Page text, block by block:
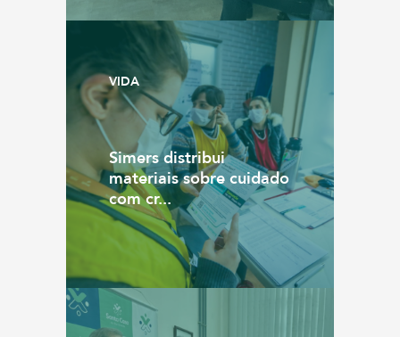
VIDA
Simers distribui
materiais sobre cuidado
com cr...